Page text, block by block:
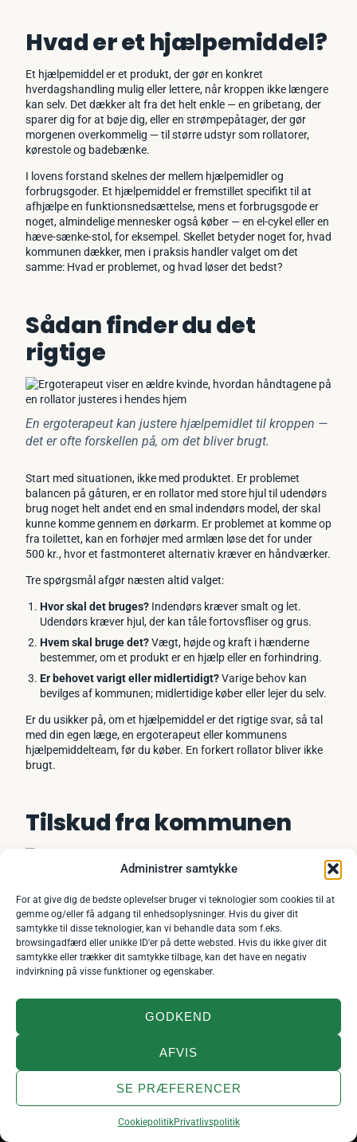
Administrer samtykke
For at give dig de bedste oplevelser bruger vi teknologier som cookies til at
gemme og/eller få adgang til enhedsoplysninger. Hvis du giver dit
samtykke til disse teknologier, kan vi behandle data som f.eks.
browsingadfærd eller unikke ID'er på dette websted. Hvis du ikke giver dit
samtykke eller trækker dit samtykke tilbage, kan det have en negativ
indvirkning på visse funktioner og egenskaber.
GODKEND
AFVIS
SE PRÆFERENCER
CookiepolitikPrivatlivspolitik
Hvad er et hjælpemiddel?
Et hjælpemiddel er et produkt, der gør en konkret
hverdagshandling mulig eller lettere, når kroppen ikke længere
kan selv. Det dækker alt fra det helt enkle — en gribetang, der
sparer dig for at bøje dig, eller en strømpepåtager, der gør
morgenen overkommelig — til større udstyr som rollatorer,
kørestole og badebænke.
I lovens forstand skelnes der mellem hjælpemidler og
forbrugsgoder. Et hjælpemiddel er fremstillet specifikt til at
afhjælpe en funktionsnedsættelse, mens et forbrugsgode er
noget, almindelige mennesker også køber — en el-cykel eller en
hæve-sænke-stol, for eksempel. Skellet betyder noget for, hvad
kommunen dækker, men i praksis handler valget om det
samme: Hvad er problemet, og hvad løser det bedst?
Sådan finder du det
rigtige
En ergoterapeut kan justere hjælpemidlet til kroppen —
det er ofte forskellen på, om det bliver brugt.
Start med situationen, ikke med produktet. Er problemet
balancen på gåturen, er en rollator med store hjul til udendørs
brug noget helt andet end en smal indendørs model, der skal
kunne komme gennem en dørkarm. Er problemet at komme op
fra toilettet, kan en forhøjer med armlæn løse det for under
500 kr., hvor et fastmonteret alternativ kræver en håndværker.
Tre spørgsmål afgør næsten altid valget:
Hvor skal det bruges? Indendørs kræver smalt og let.
Udendørs kræver hjul, der kan tåle fortovsfliser og grus.
Hvem skal bruge det?Vægt, højde og kraft i hænderne
bestemmer, om et produkt er en hjælp eller en forhindring.
Er behovet varigt eller midlertidigt?Varige behov kan
bevilges af kommunen; midlertidige køber eller lejer du selv.
Er du usikker på, om et hjælpemiddel er det rigtige svar, så tal
med din egen læge, en ergoterapeut eller kommunens
hjælpemiddelteam, før du køber. En forkert rollator bliver ikke
brugt.
Tilskud fra kommunen
Ved varige behov er en ansøgning til kommunen ofte
den billigste vej — søg, før du selv lægger ud.
Efter servicelovens § 112skal
personer med varigt nedsat fysisk eller psykisk
funktionsevne, når hjælpemidlet i væsentlig grad
lette den daglige tilværelse i hjemmet. Hjælpemidler
bevilget på den måde er et udlån, som skal
tilbageleveres, når behovet ophører. Kommunen kan
anvise en bestemt leverandør, men du har som
hovedregel ret til frit valg — får du et andet produkt
×